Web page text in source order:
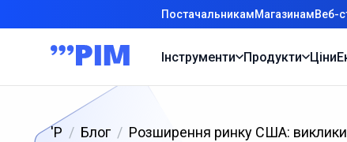
ПостачальникамМагазинамВеб-
Інструменти Продукти Ціни
'P Блог Розширення ринку США: виклики